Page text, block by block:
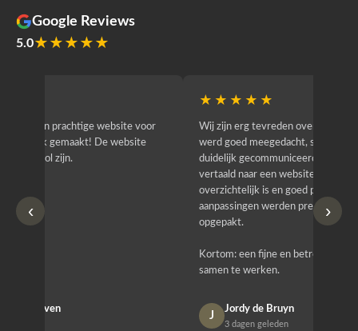
Google Reviews
5.0★★★★★
‹
Wij zijn erg tevreden over de samenwerking. Er
werd goed meegedacht, snel geschakeld en
duidelijk gecommuniceerd. Onze wensen zijn
vertaald naar een website die professioneel oogt,
overzichtelijk is en goed past bij wie wij zijn. Ook
aanpassingen werden prettig en zorgvuldig
Kortom: een fijne en betrouwbare partij om mee
›